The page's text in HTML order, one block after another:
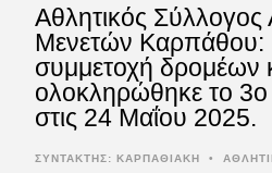
Αθλητικός
Μενετών Καρπάθου:
συμμετοχή δρομέων
ολοκληρώθηκε το
στις 24 Μαΐου 2025.
ΣΥΝΤΆΚΤΗΣ: ΚΑΡΠΑΘΙΑΚΗ •